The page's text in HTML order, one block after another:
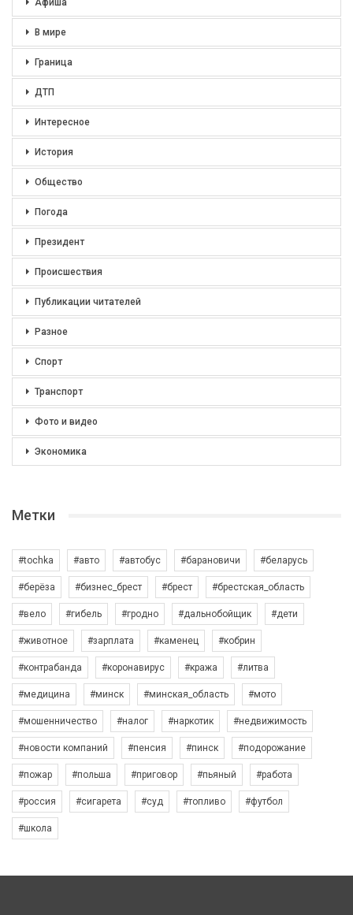
Афиша
В мире
Граница
ДТП
Интересное
История
Общество
Погода
Президент
Происшествия
Публикации читателей
Разное
Спорт
Транспорт
Фото и видео
Экономика
Метки
#tochka #авто #автобус #барановичи #беларусь
#берёза #бизнес_брест #брест #брестская_область
#вело #гибель #гродно #дальнобойщик #дети
#животное #зарплата #каменец #кобрин
#контрабанда #коронавирус #кража #литва
#медицина #минск #минская_область #мото
#мошенничество #налог #наркотик #недвижимость
#новости компаний #пенсия #пинск #подорожание
#пожар #польша #приговор #пьяный #работа
#россия #сигарета #суд #топливо #футбол
#школа